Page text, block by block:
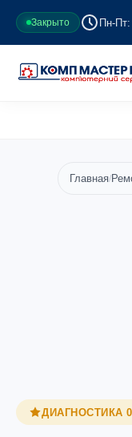
Закрыто Пн-
Главная/
ДИАГНОСТИКА